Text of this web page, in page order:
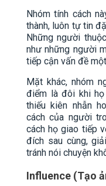
Nhóm tính cách
thành, luôn tự tin
Những người
như những người
tiếp cận vấn đề
Mặt khác, nhóm
điểm là đôi khi
thiếu kiên nhẫn
cách của người
cách họ giao tiếp
đích sau cùng,
tránh nói chuyện
Influence (Tạo